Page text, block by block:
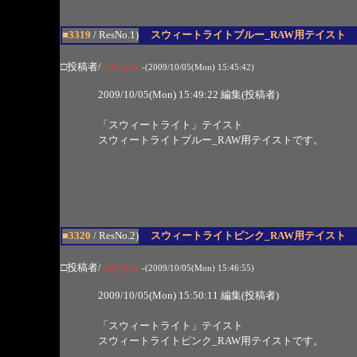
■3319 / ResNo.1)
スウィートライトブルー_RAW用テイスト
□投稿者/ silkypix -(2009/10/05(Mon) 15:45:42)
2009/10/05(Mon) 15:49:22 編集(投稿者)
「スウィートライト」テイスト
スウィートライトブルー_RAW用テイストです。
■3320 / ResNo.2)
スウィートライトピンク_RAW用テイスト
□投稿者/ silkypix -(2009/10/05(Mon) 15:46:55)
2009/10/05(Mon) 15:50:11 編集(投稿者)
「スウィートライト」テイスト
スウィートライトピンク_RAW用テイストです。